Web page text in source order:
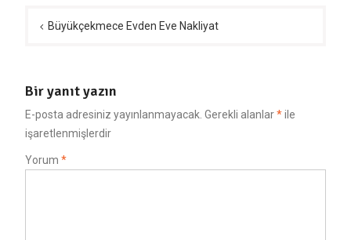
gezinmesi
Büyükçekmece Evden Eve Nakliyat
Bir yanıt yazın
E-posta adresiniz yayınlanmayacak. Gerekli alanlar*ile
işaretlenmişlerdir
Yorum *